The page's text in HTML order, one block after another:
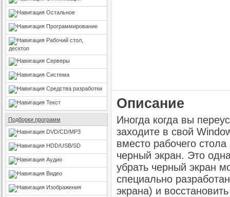
Остальное
Программирование
Рабочий стол,
десктоп
Серверы
Система
Средства разработки
Текст
Подборки программ
DVD/CD/MP3
HDD/USB/SD
Аудио
Видео
Изображения
Описание
Иногда когда вы
заходите в свой
вместо рабочего
черный экран. Это
убрать черный экран
специально
экрана) и